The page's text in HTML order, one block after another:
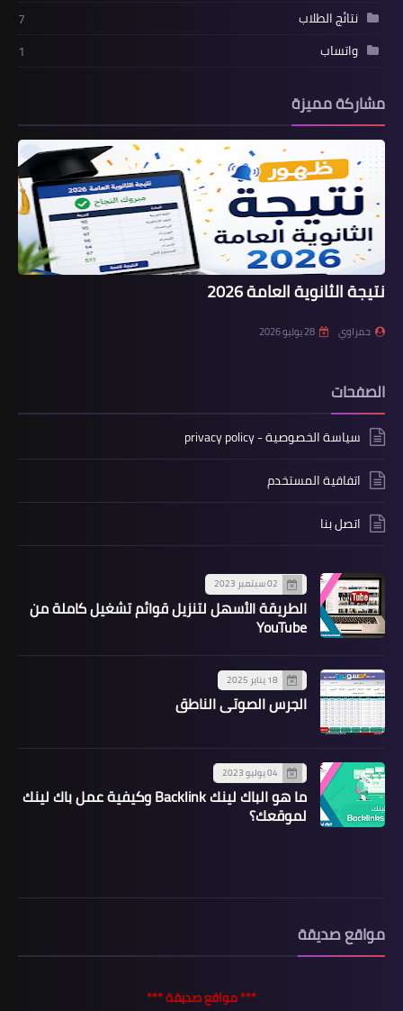
نتائج الطلاب
7
واتساب
1
مشاركة مميزة
نتيجة الثانوية العامة 2026
حمزاوي 28 يوليو 2026
الصفحات
سياسة الخصوصية - privacy policy
اتفاقية المستخدم
اتصل بنا
02 سبتمبر 2023
الطريقة الأسهل لتنزيل قوائم تشغيل كاملة من
YouTube
18 يناير 2025
الجرس الصوتي الناطق
04 يوليو 2023
ما هو الباك لينك Backlink وكيفية عمل باك لينك
لموقعك؟
مواقع صديقة
*** مواقع صديقة ***